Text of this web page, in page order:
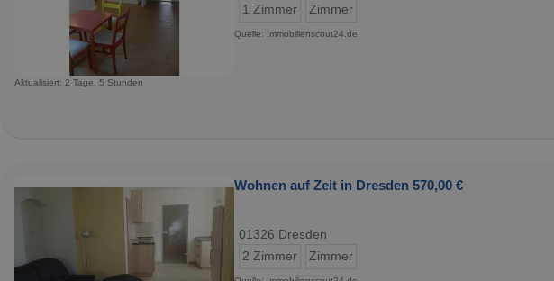
1 Zimmer
Zimmer
Quelle: Immobilienscout24.de
Aktualisiert: 2 Tage, 5 Stunden
Wohnen auf Zeit in Dresden 570,00 €
01326 Dresden
2 Zimmer
Zimmer